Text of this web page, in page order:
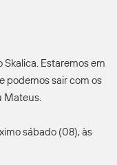
Estaremos em
podemos sair com os
Mateus.
sábado (08), às